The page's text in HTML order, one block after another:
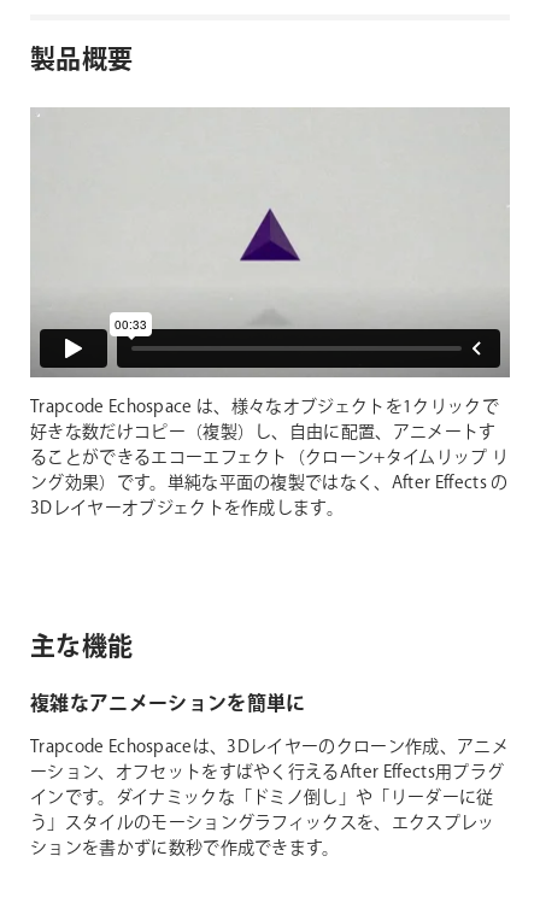
製品概要
Trapcode Echospace は、様々なオブジェクトを1クリックで
好きな数だけコピー（複製）し、自由に配置、アニメートす
ることができるエコーエフェクト（クローン+タイムリップ リ
ング効果）です。単純な平面の複製ではなく、After Effects の
3Dレイヤーオブジェクトを作成します。
主な機能
複雑なアニメーションを簡単に
Trapcode Echospaceは、3Dレイヤーのクローン作成、アニメ
ーション、オフセットをすばやく行えるAfter Effects用プラグ
インです。ダイナミックな「ドミノ倒し」や「リーダーに従
う」スタイルのモーショングラフィックスを、エクスプレッ
ションを書かずに数秒で作成できます。